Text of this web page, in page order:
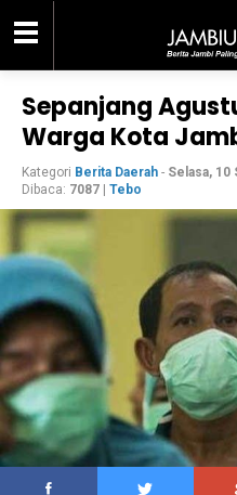
Sepanjang
Warga Kota
Kategori Berita Daerah - Selasa, 10
Dibaca: 7087 Tebo